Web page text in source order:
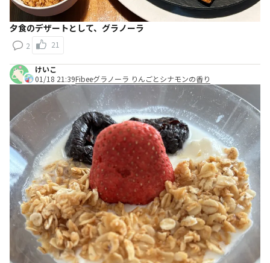
夕食のデザートとして、グラノーラ
2 21
けいこ
01/18 21:39Fibeeグラノーラ りんごとシナモンの香り